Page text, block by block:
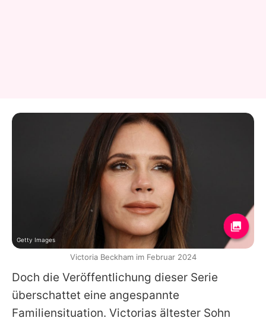
Doch die Veröffentlichung dieser Serie
überschattet eine angespannte
Familiensituation. Victorias ältester Sohn
Getty Images
Victoria Beckham im Februar 2024